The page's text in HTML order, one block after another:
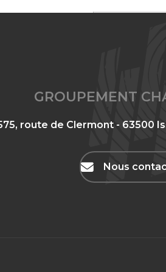
GROUPEMENT
route de Clermont - 63500
Nous